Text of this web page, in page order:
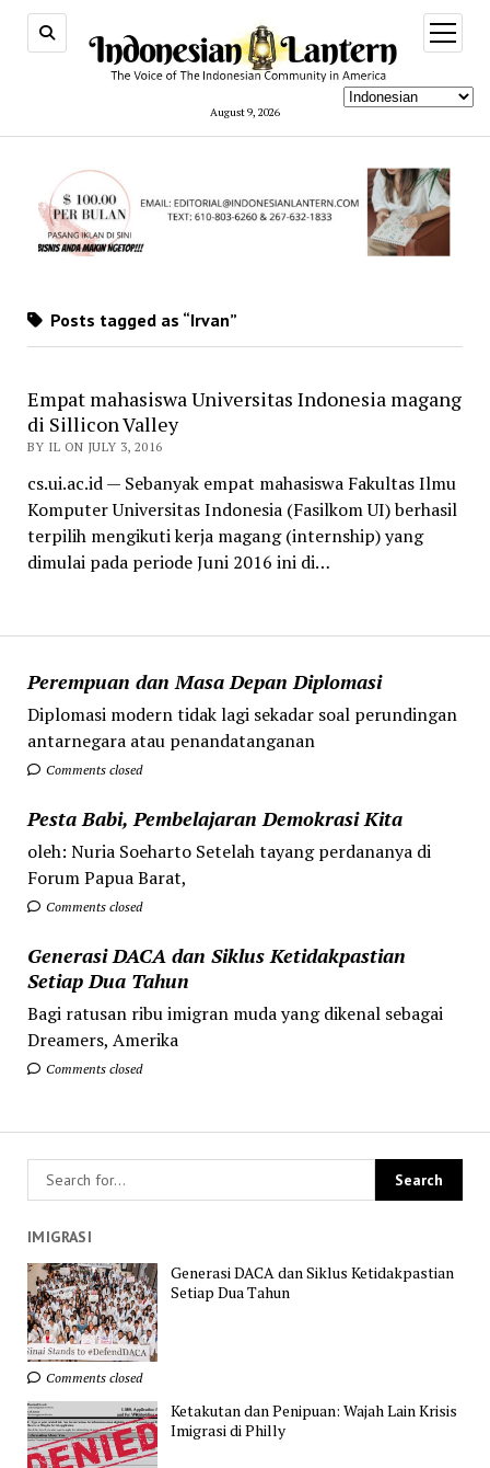
August 9, 2026
open
menu
Perempuan dan Masa Depan Diplomasi
Diplomasi modern tidak lagi sekadar soal perundingan
antarnegara atau penandatanganan
Comments closed
Pesta Babi, Pembelajaran Demokrasi Kita
oleh: Nuria Soeharto Setelah tayang perdananya di
Forum Papua Barat,
Comments closed
Generasi DACA dan Siklus Ketidakpastian
Setiap Dua Tahun
Bagi ratusan ribu imigran muda yang dikenal sebagai
Dreamers, Amerika
Comments closed
Posts tagged as “Irvan”
Empat mahasiswa Universitas Indonesia magang
di Sillicon Valley
BY IL ON JULY 3, 2016
cs.ui.ac.id — Sebanyak empat mahasiswa Fakultas Ilmu
Komputer Universitas Indonesia (Fasilkom UI) berhasil
terpilih mengikuti kerja magang (internship) yang
dimulai pada periode Juni 2016 ini di…
IMIGRASI
Generasi DACA dan Siklus Ketidakpastian
Setiap Dua Tahun
Comments closed
Ketakutan dan Penipuan: Wajah Lain Krisis
Imigrasi di Philly